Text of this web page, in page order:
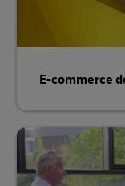
E-commerce